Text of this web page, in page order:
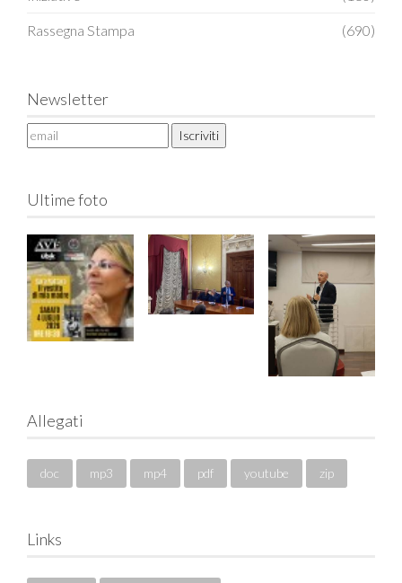
Rassegna Stampa (690)
Newsletter
Ultime foto
Allegati
doc mp3 mp4 pdf youtube zip
Links